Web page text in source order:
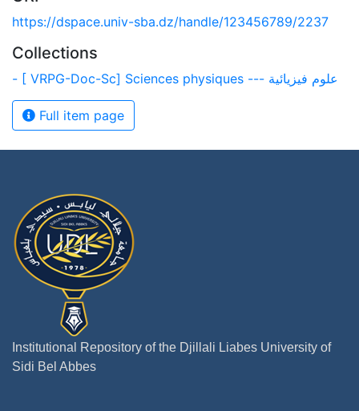
https://dspace.univ-sba.dz/handle/123456789/2237
Collections
- [ VRPG-Doc-Sc] Sciences physiques --- علوم فيزيائية
Full item page
Institutional Repository of the Djillali Liabes University of
Sidi Bel Abbes